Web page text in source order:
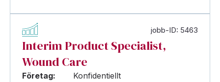
jobb-ID: 5463
Interim Product Specialist,
Wound Care
Företag:
Konfidentiellt